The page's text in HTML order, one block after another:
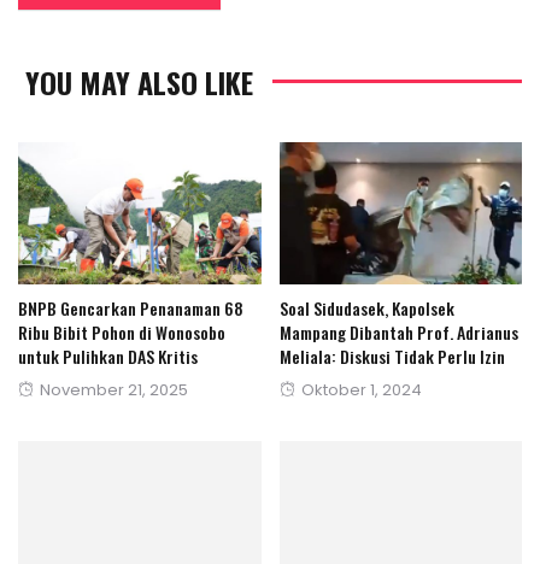
YOU MAY ALSO LIKE
BNPB Gencarkan Penanaman 68
Ribu Bibit Pohon di Wonosobo
untuk Pulihkan DAS Kritis
Posted
November 21, 2025
Soal Sidudasek, Kapolsek
Mampang Dibantah Prof. Adrianus
Meliala: Diskusi Tidak Perlu Izin
Posted
Oktober 1, 2024